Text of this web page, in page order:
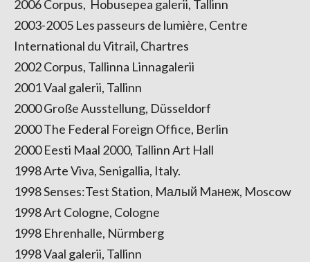
2006 Corpus, Hobusepea galerii, Tallinn
2003-2005 Les passeurs de lumière, Centre
International du Vitrail, Chartres
2002 Corpus, Tallinna Linnagalerii
2001 Vaal galerii, Tallinn
2000 Große Ausstellung, Düsseldorf
2000 The Federal Foreign Office, Berlin
2000 Eesti Maal 2000, Tallinn Art Hall
1998 Arte Viva, Senigallia, Italy.
1998 Senses:Test Station, Mалый Maнеж, Moscow
1998 Art Cologne, Cologne
1998 Ehrenhalle, Nürmberg
1998 Vaal galerii, Tallinn